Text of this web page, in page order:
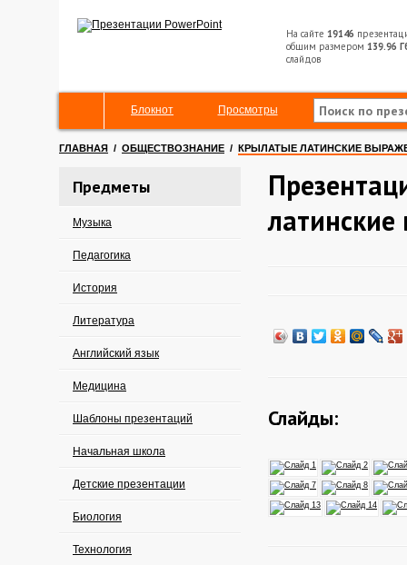
На сайте 19146
общим размером 139.96
слайдов
Блокнот Просмотры
ГЛАВНАЯ / ОБЩЕСТВОЗНАНИЕ / КРЫЛАТЫЕ ЛАТИНСКИЕ
Предметы
Музыка
Педагогика
История
Литература
Английский язык
Медицина
Шаблоны презентаций
Начальная школа
Детские презентации
Биология
Технология
Слайды: